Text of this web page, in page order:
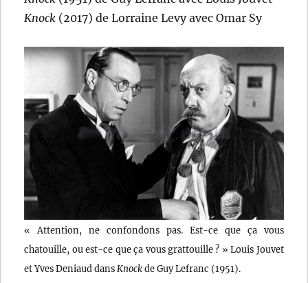
Knock (2017) de Lorraine Levy avec Omar Sy
« Attention, ne confondons pas. Est-ce que ça vous
chatouille, ou est-ce que ça vous grattouille ? » Louis Jouvet
et Yves Deniaud dans Knockde Guy Lefranc (1951).